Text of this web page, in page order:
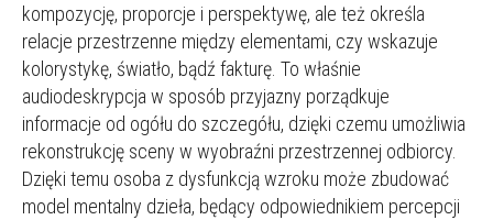
kompozycję, proporcje i perspektywę, ale też określa
relacje przestrzenne między elementami, czy wskazuje
kolorystykę, światło, bądź fakturę. To właśnie
audiodeskrypcja w sposób przyjazny porządkuje
informacje od ogółu do szczegółu, dzięki czemu umożliwia
rekonstrukcję sceny w wyobraźni przestrzennej odbiorcy.
Dzięki temu osoba z dysfunkcją wzroku może zbudować
model mentalny dzieła, będący odpowiednikiem percepcji